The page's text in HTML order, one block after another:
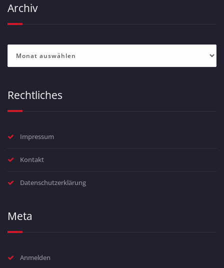
Archiv
Rechtliches
Impressum
Kontakt
Datenschutzerklärung
Meta
Anmelden